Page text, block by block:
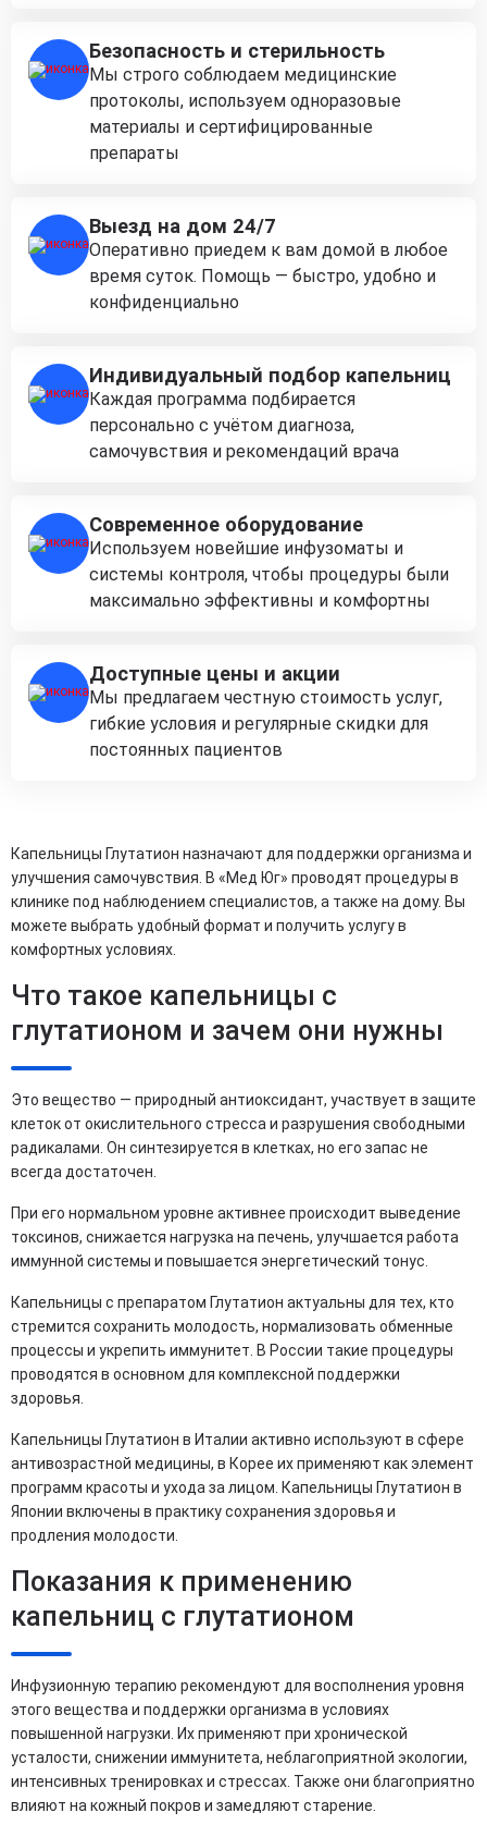
Безопасность и стерильность
Мы строго соблюдаем медицинские
протоколы, используем одноразовые
материалы и сертифицированные
препараты
Выезд на дом 24/7
Оперативно приедем к вам домой в любое
время суток. Помощь — быстро, удобно и
конфиденциально
Индивидуальный подбор капельниц
Каждая программа подбирается
персонально с учётом диагноза,
самочувствия и рекомендаций врача
Современное оборудование
Используем новейшие инфузоматы и
системы контроля, чтобы процедуры были
максимально эффективны и комфортны
Доступные цены и акции
Мы предлагаем честную стоимость услуг,
гибкие условия и регулярные скидки для
постоянных пациентов
Капельницы Глутатион назначают для поддержки организма и
улучшения самочувствия. В «Мед Юг» проводят процедуры в
клинике под наблюдением специалистов, а также на дому. Вы
можете выбрать удобный формат и получить услугу в
комфортных условиях.
Что такое капельницы с
глутатионом и зачем они нужны
Это вещество — природный антиоксидант, участвует в защите
клеток от окислительного стресса и разрушения свободными
радикалами. Он синтезируется в клетках, но его запас не
всегда достаточен.
При его нормальном уровне активнее происходит выведение
токсинов, снижается нагрузка на печень, улучшается работа
иммунной системы и повышается энергетический тонус.
Капельницы с препаратом Глутатион актуальны для тех, кто
стремится сохранить молодость, нормализовать обменные
процессы и укрепить иммунитет. В России такие процедуры
проводятся в основном для комплексной поддержки
здоровья.
Капельницы Глутатион в Италии активно используют в сфере
антивозрастной медицины, в Корее их применяют как элемент
программ красоты и ухода за лицом. Капельницы Глутатион в
Японии включены в практику сохранения здоровья и
продления молодости.
Показания к применению
капельниц с глутатионом
Инфузионную терапию рекомендуют для восполнения уровня
этого вещества и поддержки организма в условиях
повышенной нагрузки. Их применяют при хронической
усталости, снижении иммунитета, неблагоприятной экологии,
интенсивных тренировках и стрессах. Также они благоприятно
влияют на кожный покров и замедляют старение.